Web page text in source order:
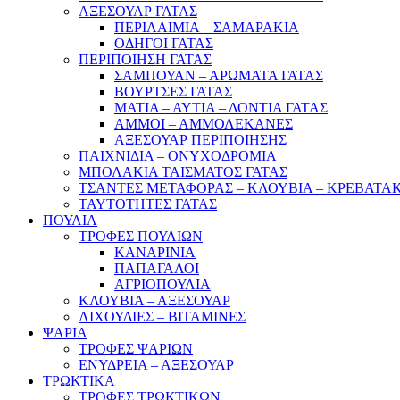
ΑΞΕΣΟΥΑΡ ΓΑΤΑΣ
ΠΕΡΙΛΑΙΜΙΑ – ΣΑΜΑΡΑΚΙΑ
ΟΔΗΓΟΙ ΓΑΤΑΣ
ΠΕΡΙΠΟΙΗΣΗ ΓΑΤΑΣ
ΣΑΜΠΟΥΑΝ – ΑΡΩΜΑΤΑ ΓΑΤΑΣ
ΒΟΥΡΤΣΕΣ ΓΑΤΑΣ
ΜΑΤΙΑ – ΑΥΤΙΑ – ΔΟΝΤΙΑ ΓΑΤΑΣ
ΑΜΜΟΙ – ΑΜΜΟΛΕΚΑΝΕΣ
ΑΞΕΣΟΥΑΡ ΠΕΡΙΠΟΙΗΣΗΣ
ΠΑΙΧΝΙΔΙΑ – ΟΝΥΧΟΔΡΟΜΙΑ
ΜΠΟΛΑΚΙΑ ΤΑΙΣΜΑΤΟΣ ΓΑΤΑΣ
ΤΣΑΝΤΕΣ ΜΕΤΑΦΟΡΑΣ – ΚΛΟΥΒΙΑ –
ΤΑΥΤΟΤΗΤΕΣ ΓΑΤΑΣ
ΠΟΥΛΙΑ
ΤΡΟΦΕΣ ΠΟΥΛΙΩΝ
ΚΑΝΑΡΙΝΙΑ
ΠΑΠΑΓΑΛΟΙ
ΑΓΡΙΟΠΟΥΛΙΑ
ΚΛΟΥΒΙΑ – ΑΞΕΣΟΥΑΡ
ΛΙΧΟΥΔΙΕΣ – ΒΙΤΑΜΙΝΕΣ
ΨΑΡΙΑ
ΤΡΟΦΕΣ ΨΑΡΙΩΝ
ΕΝΥΔΡΕΙΑ – ΑΞΕΣΟΥΑΡ
ΤΡΩΚΤΙΚΑ
ΤΡΟΦΕΣ ΤΡΩΚΤΙΚΩΝ